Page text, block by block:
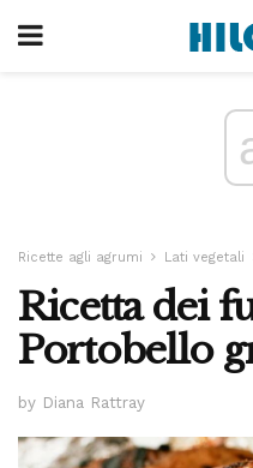
Ricette agli agrumi Lati vegetali
Ricetta dei
Portobello
by Diana Rattray